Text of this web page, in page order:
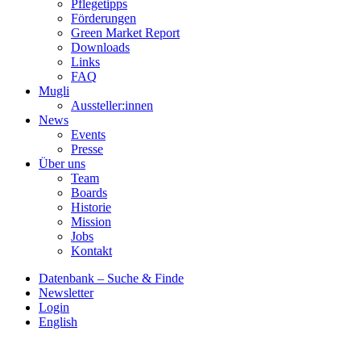
Pflegetipps
Förderungen
Green Market Report
Downloads
Links
FAQ
Mugli
Aussteller:innen
News
Events
Presse
Über uns
Team
Boards
Historie
Mission
Jobs
Kontakt
Datenbank – Suche & Finde
Newsletter
Login
English